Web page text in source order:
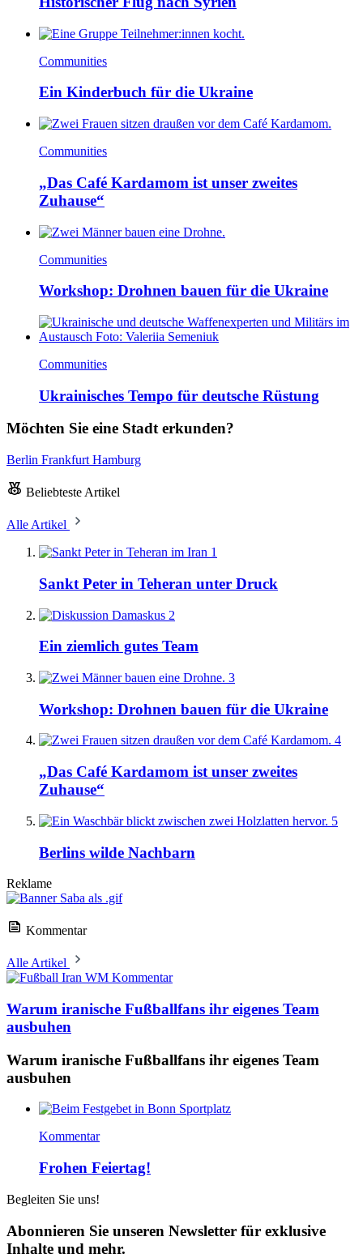
Communities
Ein Kinderbuch für die Ukraine
Communities
„Das Café Kardamom ist unser zweites
Zuhause“
Communities
Workshop: Drohnen bauen für die Ukraine
Communities
Ukrainisches Tempo für deutsche Rüstung
Möchten Sie eine Stadt erkunden?
Berlin Frankfurt Hamburg
Beliebteste Artikel
Alle Artikel
1
Sankt Peter in Teheran unter Druck
2
Ein ziemlich gutes Team
3
Workshop: Drohnen bauen für die Ukraine
4
„Das Café Kardamom ist unser zweites
Zuhause“
5
Berlins wilde Nachbarn
Reklame
Kommentar
Alle Artikel
Kommentar
Warum iranische Fußballfans ihr eigenes Team
ausbuhen
Warum iranische Fußballfans ihr eigenes Team
ausbuhen
Kommentar
Frohen Feiertag!
Begleiten Sie uns!
Abonnieren Sie unseren Newsletter für exklusive
Inhalte und mehr.